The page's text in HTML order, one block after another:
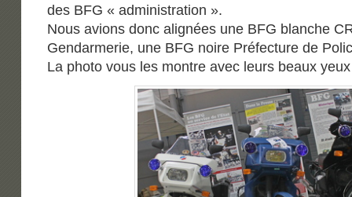
des BFG « administration ».
Nous avions donc alignées une BFG blanche
Gendarmerie, une BFG noire Préfecture de
La photo vous les montre avec leurs beaux